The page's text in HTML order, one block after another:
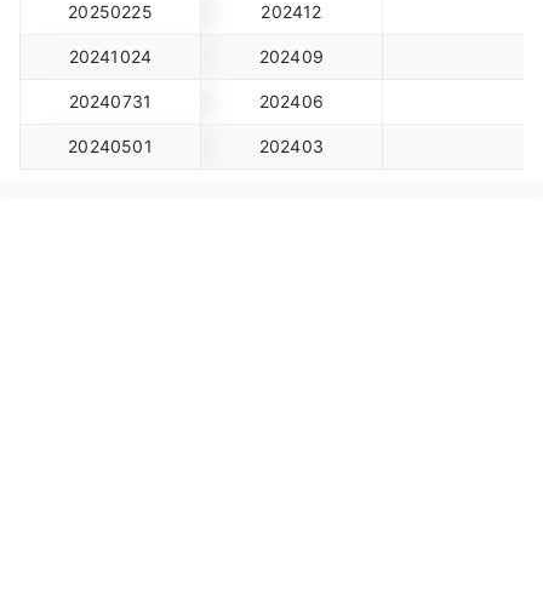
20250225 202412
20241024 202409
20240731 202406
20240501 202403